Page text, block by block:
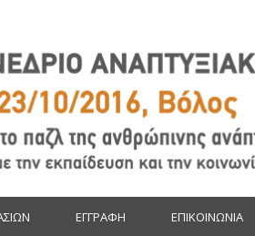
ΕΓΓΡΑΦΗ ΕΠΙΚΟΙΝΩΝΙΑ